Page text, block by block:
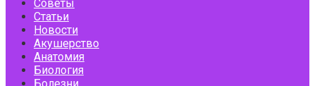
Советы
Статьи
Новости
Акушерство
Анатомия
Биология